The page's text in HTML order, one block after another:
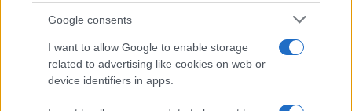
Google consents
I want to allow Google to enable storage
related to advertising like cookies on web or
device identifiers in apps.